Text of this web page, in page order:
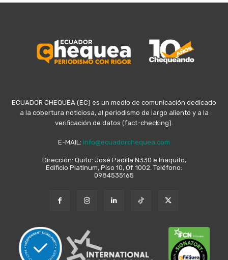
ECUADOR CHEQUEA (EC) es un medio de comunicación dedicado
a la cobertura noticiosa, al periodismo de largo aliento y a la
verificación de datos (fact-checking).
E-MAIL: info@ecuadorchequea.com
Dirección: Quito: José Padilla N330 e Iñaquito,
Edificio Platinum, Piso 10, Of. 1002. Teléfono:
0984535165